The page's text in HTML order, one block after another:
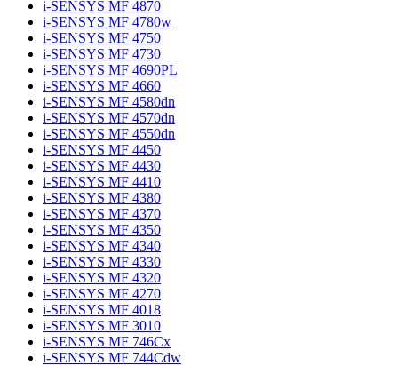
i-SENSYS MF 4870
i-SENSYS MF 4780w
i-SENSYS MF 4750
i-SENSYS MF 4730
i-SENSYS MF 4690PL
i-SENSYS MF 4660
i-SENSYS MF 4580dn
i-SENSYS MF 4570dn
i-SENSYS MF 4550dn
i-SENSYS MF 4450
i-SENSYS MF 4430
i-SENSYS MF 4410
i-SENSYS MF 4380
i-SENSYS MF 4370
i-SENSYS MF 4350
i-SENSYS MF 4340
i-SENSYS MF 4330
i-SENSYS MF 4320
i-SENSYS MF 4270
i-SENSYS MF 4018
i-SENSYS MF 3010
i-SENSYS MF 746Cx
i-SENSYS MF 744Cdw